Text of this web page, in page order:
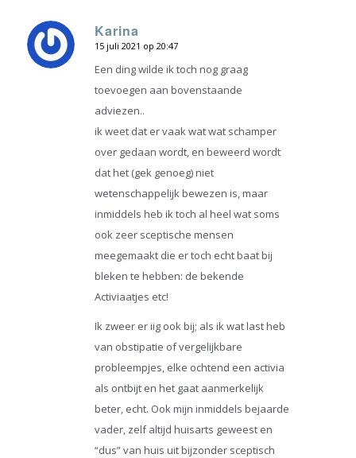
Karina
zegt:
15 juli 2021 op 20:47
Een ding wilde ik toch nog graag
toevoegen aan bovenstaande
adviezen..
ik weet dat er vaak wat wat schamper
over gedaan wordt, en beweerd wordt
dat het (gek genoeg) niet
wetenschappelijk bewezen is, maar
inmiddels heb ik toch al heel wat soms
ook zeer sceptische mensen
meegemaakt die er toch echt baat bij
bleken te hebben: de bekende
Activiaatjes etc!
Ik zweer er iig ook bij; als ik wat last heb
van obstipatie of vergelijkbare
probleempjes, elke ochtend een activia
als ontbijt en het gaat aanmerkelijk
beter, echt. Ook mijn inmiddels bejaarde
vader, zelf altijd huisarts geweest en
“dus” van huis uit bijzonder sceptisch